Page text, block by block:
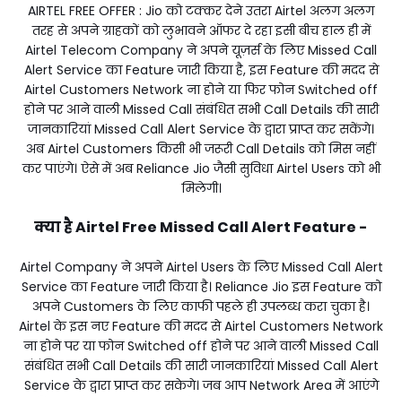
AIRTEL FREE OFFER : Jio को टक्कर देने उतरा Airtel अलग अलग
तरह से अपने ग्राहकों को लुभावने ऑफर दे रहा इसी बीच हाल ही में
Airtel Telecom Company ने अपने यूज़र्स के लिए Missed Call
Alert Service का Feature जारी किया है, इस Feature की मदद से
Airtel Customers Network ना होने या फिर फोन Switched off
होने पर आने वाली Missed Call संबंधित सभी Call Details की सारी
जानकारियां Missed Call Alert Service के द्वारा प्राप्त कर सकेंगे।
अब Airtel Customers किसी भी जरूरी Call Details को मिस नहीं
कर पाएंगे। ऐसे में अब Reliance Jio जैसी सुविधा Airtel Users को भी
मिलेगी।
क्या है Airtel Free Missed Call Alert Feature -
Airtel Company ने अपने Airtel Users के लिए Missed Call Alert
Service का Feature जारी किया है। Reliance Jio इस Feature को
अपने Customers के लिए काफी पहले ही उपलब्ध करा चुका है।
Airtel के इस नए Feature की मदद से Airtel Customers Network
ना होने पर या फोन Switched off होने पर आने वाली Missed Call
संबंधित सभी Call Details की सारी जानकारियां Missed Call Alert
Service के द्वारा प्राप्त कर सकेगे। जब आप Network Area में आएंगे